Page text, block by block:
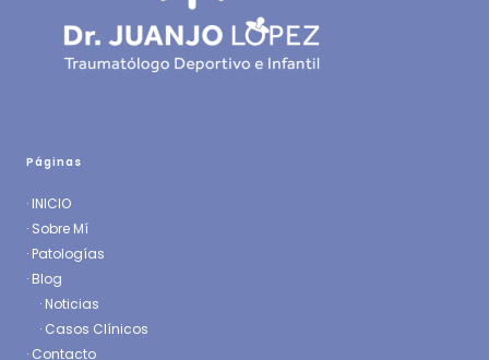
Páginas
· INICIO
· Sobre Mí
· Patologías
· Blog
· Noticias
· Casos Clínicos
· Contacto